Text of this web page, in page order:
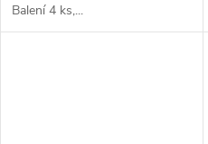
Balení 4 ks,...